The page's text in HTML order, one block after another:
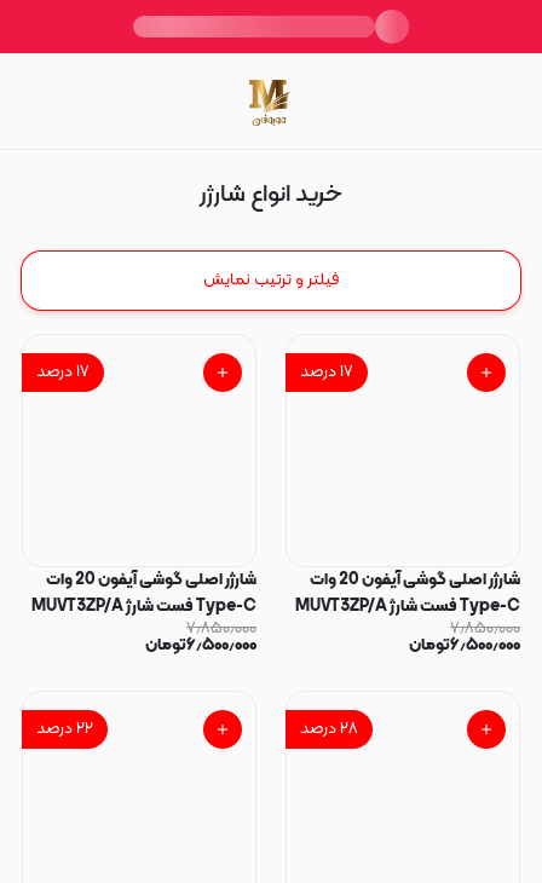
شارژر
خرید انواع شارژر
فیلتر و ترتیب نمایش
۱۷درصد
شارژر اصلی گوشی آیفون 20 وات
Type-C فست شارژ MUVT3ZP/A
A2344 C3D سه پین تک پورت رنگ
سفید گارانتی آیفونیتو کد 180877
۷٫۸۵۰٫۰۰۰
۶٫۵۰۰٫۰۰۰تومان
۱۷درصد
شارژر اصلی گوشی آیفون 20 وات
Type-C فست شارژ MUVT3ZP/A
A2344 C3D سه پین تک پورت رنگ
سفید گارانتی آیفونیتو کد 180876
۷٫۸۵۰٫۰۰۰
۶٫۵۰۰٫۰۰۰تومان
۲۸درصد ۲۲درصد